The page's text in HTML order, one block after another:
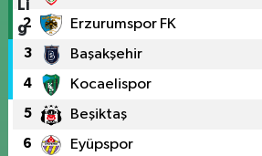
2 Erzurumspor FK
3 Başakşehir
4 Kocaelispor
5 Beşiktaş
6 Eyüpspor